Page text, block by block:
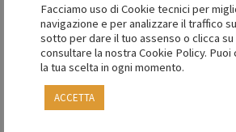
Hai fallito il
Facciamo uso di Cookie tecnici per
navigazione e per analizzare il traffico
sotto per dare il tuo assenso o clicca su
consultare la nostra Cookie Policy.
la tua scelta in ogni momento.
ACCETTA